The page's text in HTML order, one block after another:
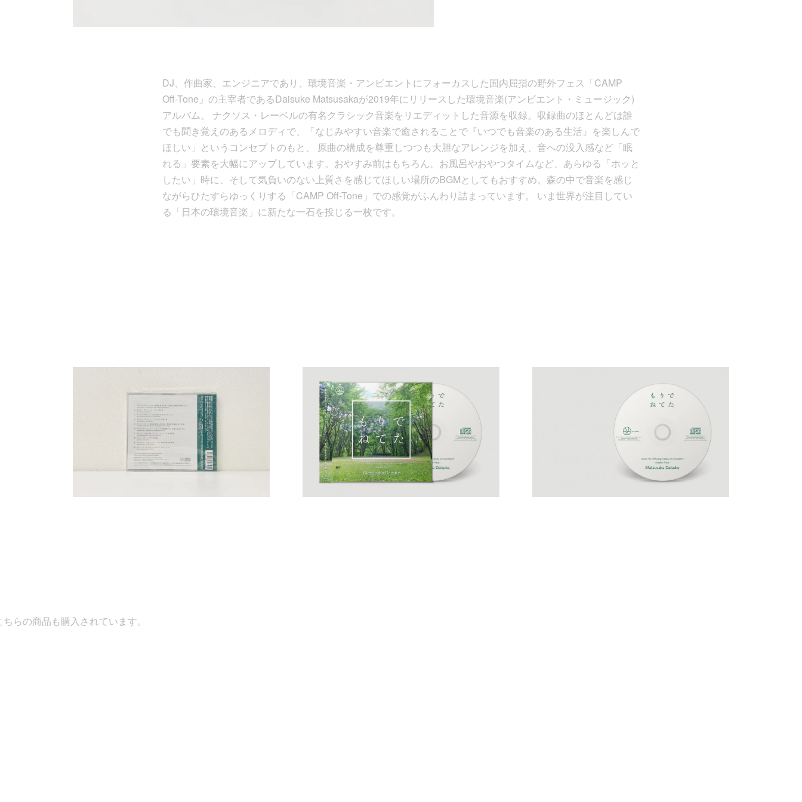
DJ、作曲家、エンジニアであり、環境音楽・アンビエントにフォーカスした国内屈指の野外フェス「CAMP
Off-Tone」の主宰者であるDaisuke Matsusakaが2019年にリリースした環境音楽(アンビエント・ミュージック)
アルバム。 ナクソス・レーベルの有名クラシック音楽をリエディットした音源を収録。収録曲のほとんどは誰
でも聞き覚えのあるメロディで、「なじみやすい音楽で癒されることで『いつでも音楽のある生活』を楽しんで
ほしい」というコンセプトのもと、 原曲の構成を尊重しつつも大胆なアレンジを加え、音への没入感など「眠
れる」要素を大幅にアップしています。おやすみ前はもちろん、お風呂やおやつタイムなど、あらゆる「ホッと
したい」時に、そして気負いのない上質さを感じてほしい場所のBGMとしてもおすすめ。森の中で音楽を感じ
ながらひたすらゆっくりする「CAMP Off-Tone」での感覚がふんわり詰まっています。 いま世界が注目してい
る「日本の環境音楽」に新たな一石を投じる一枚です。
れています。